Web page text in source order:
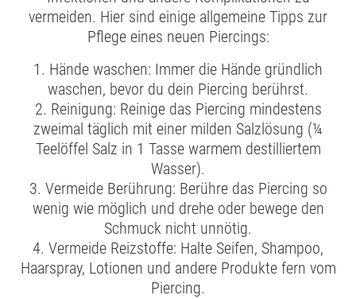
vermeiden. Hier sind einige allgemeine Tipps zur
Pflege eines neuen Piercings:
1. Hände waschen: Immer die Hände gründlich
waschen, bevor du dein Piercing berührst.
2. Reinigung: Reinige das Piercing mindestens
zweimal täglich mit einer milden Salzlösung (¼
Teelöffel Salz in 1 Tasse warmem destilliertem
Wasser).
3. Vermeide Berührung: Berühre das Piercing so
wenig wie möglich und drehe oder bewege den
Schmuck nicht unnötig.
4. Vermeide Reizstoffe: Halte Seifen, Shampoo,
Haarspray, Lotionen und andere Produkte fern vom
Piercing.